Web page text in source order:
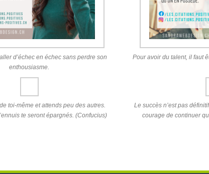
d’échec en échec sans perdre son
enthousiasme.
Pour avoir du talent, il faut
toi-même et attends peu des autres.
te seront épargnés. (Confucius)
Le succès n’est pas
courage de continuer